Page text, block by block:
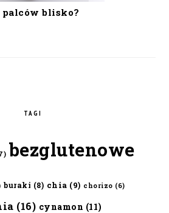
palców blisko?
TAGI
bezglutenowe
buraki (8) chia (9) chorizo (6)
(16) cynamon (11)